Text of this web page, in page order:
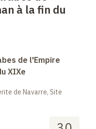
à la fin du
de l'Empire
XIXe
de Navarre, Site